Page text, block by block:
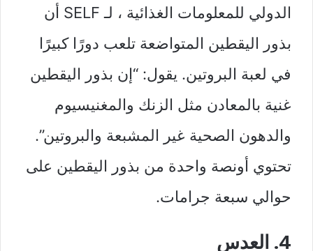
الدولي للمعلومات الغذائية ، لـ SELF أن
بذور اليقطين المتواضعة تلعب دورًا كبيرًا
في لعبة البروتين. يقول: “إن بذور اليقطين
غنية بالمعادن مثل الزنك والمغنيسيوم
والدهون الصحية غير المشبعة والبروتين”.
تحتوي أونصة واحدة من بذور اليقطين على
حوالي سبعة جرامات.
4. العدس